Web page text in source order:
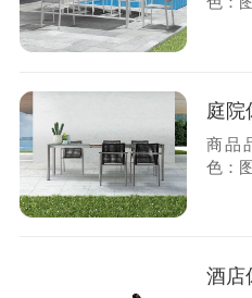
庭院
商品
色：
酒店